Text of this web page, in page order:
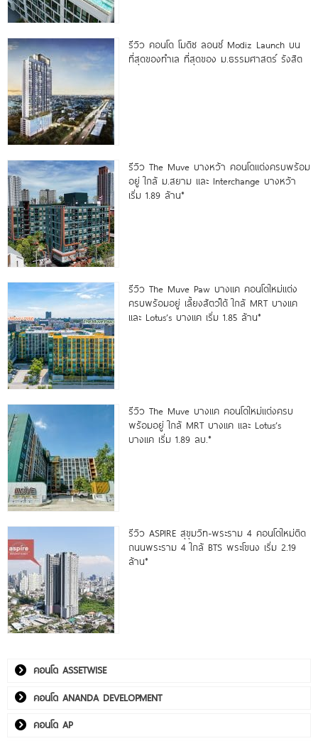
รีวิว คอนโด โมดิซ ลอนซ์ Modiz Launch บน
ที่สุดของทำเล ที่สุดของ ม.ธรรมศาสตร์ รังสิต
รีวิว The Muve บางหว้า คอนโดแต่งครบพร้อม
อยู่ ใกล้ ม.สยาม และ Interchange บางหว้า
เริ่ม 1.89 ล้าน*
รีวิว The Muve Paw บางแค คอนโดใหม่แต่ง
ครบพร้อมอยู่ เลี้ยงสัตว์ได้ ใกล้ MRT บางแค
และ Lotus’s บางแค เริ่ม 1.85 ล้าน*
รีวิว The Muve บางแค คอนโดใหม่แต่งครบ
พร้อมอยู่ ใกล้ MRT บางแค และ Lotus’s
บางแค เริ่ม 1.89 ลบ.*
รีวิว ASPIRE สุขุมวิท-พระราม 4 คอนโดใหม่ติด
ถนนพระราม 4 ใกล้ BTS พระโขนง เริ่ม 2.19
ล้าน*
คอนโด ASSETWISE
คอนโด ANANDA DEVELOPMENT
คอนโด AP